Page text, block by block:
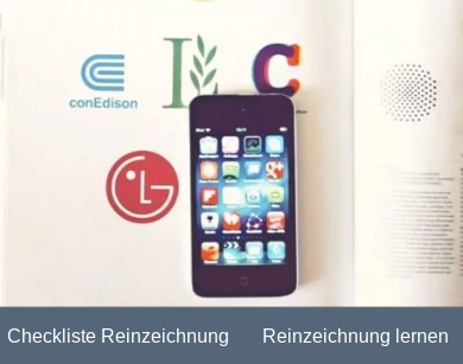
Checkliste Reinzeichnung Reinzeichnung lernen